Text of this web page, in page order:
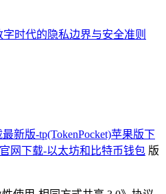
时代的隐私边界与安全准则
新版-tp(TokenPocket)苹果版下
网下载-以太坊和比特币钱包 版